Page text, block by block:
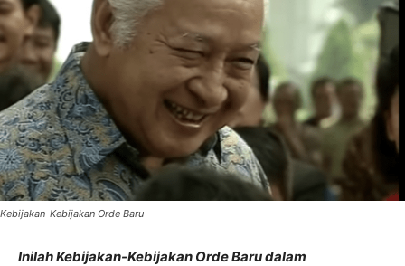
Kebijakan-Kebijakan Orde Baru
Inilah Kebijakan-Kebijakan Orde Baru dalam